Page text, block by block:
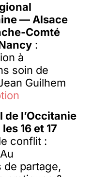
— Alsace
Comté
:
à
soin de
Guilhem
l’Occitanie
16 et 17
conflit :
de partage,